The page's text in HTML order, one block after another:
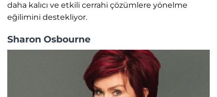
daha kalıcı ve etkili cerrahi çözümlere yönelme
eğilimini destekliyor.
Sharon Osbourne